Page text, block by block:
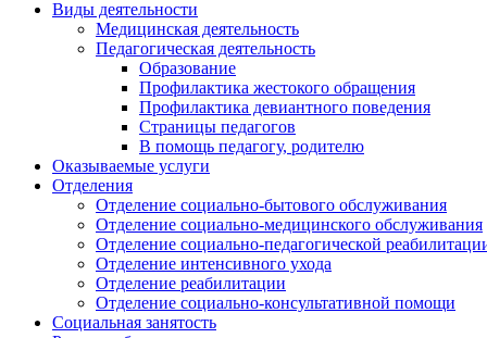
Виды деятельности
Медицинская деятельность
Педагогическая деятельность
Образование
Профилактика жестокого обращения
Профилактика девиантного поведения
Страницы педагогов
В помощь педагогу, родителю
Оказываемые услуги
Отделения
Отделение социально-бытового обслуживания
Отделение социально-медицинского обслуживания
Отделение социально-педагогической
Отделение интенсивного ухода
Отделение реабилитации
Отделение социально-консультативной помощи
Социальная занятость